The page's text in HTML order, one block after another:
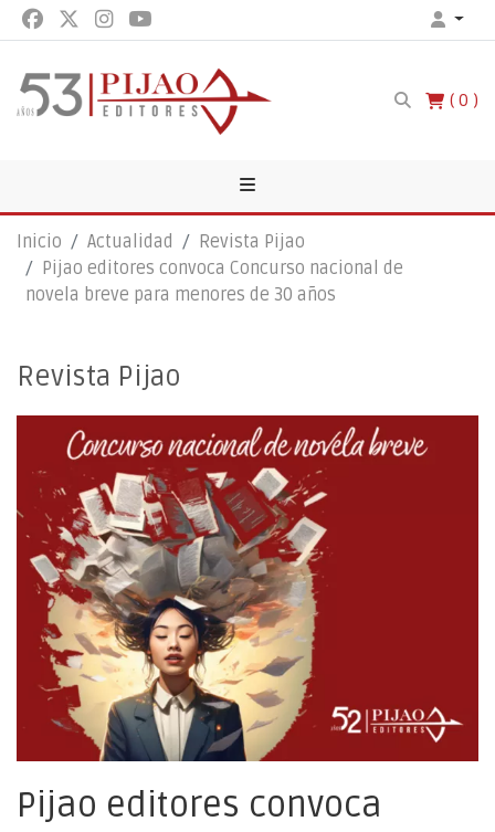
0
Inicio Actualidad
Revista Pijao
Pijao editores convoca Concurso nacional de
novela breve para menores de 30 años
Revista Pijao
Pijao editores convoca